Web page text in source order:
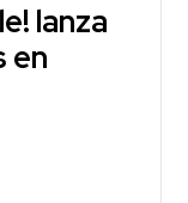
lanza
en